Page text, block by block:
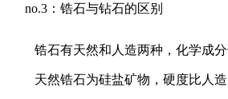
no.3： 锆石与钻石的区别
锆石有天然和人造两种，化学成
天然锆石为硅盐矿物，硬度比人